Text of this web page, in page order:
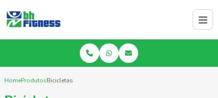
HomeProdutosBicicletas